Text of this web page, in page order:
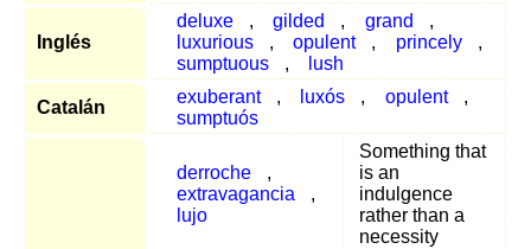
Inglés
deluxe , gilded , grand
,
luxurious
, opulent , princely
,
sumptuous
, lush
Catalán
exuberant , luxós , opulent
,
sumptuós
derroche
,
extravagancia
,
lujo
Something that
is an
indulgence
rather than a
necessity